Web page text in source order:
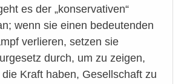
es der „konservativen“
wenn sie einen bedeutenden
verlieren, setzen sie
durch, um zu zeigen,
Kraft haben, Gesellschaft zu